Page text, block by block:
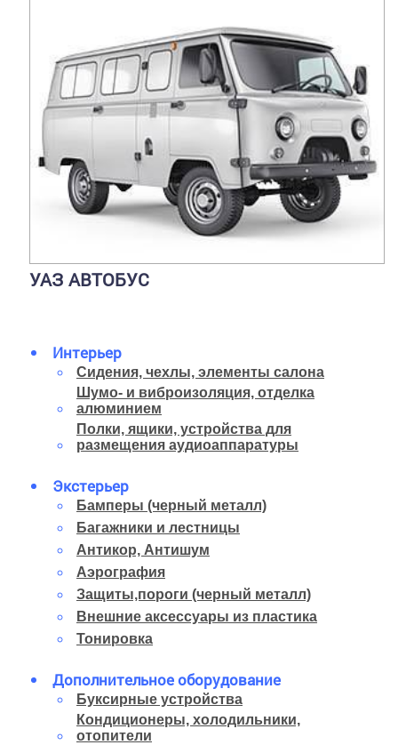
УАЗ АВТОБУС
Интерьер
Сидения, чехлы, элементы салона
Шумо- и виброизоляция, отделка
алюминием
Полки, ящики, устройства для
размещения аудиоаппаратуры
Экстерьер
Бамперы (черный металл)
Багажники и лестницы
Антикор, Антишум
Аэрография
Защиты,пороги (черный металл)
Внешние аксессуары из пластика
Тонировка
Дополнительное оборудование
Буксирные устройства
Кондиционеры, холодильники,
отопители